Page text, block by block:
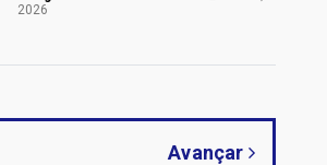
2026
Avançar